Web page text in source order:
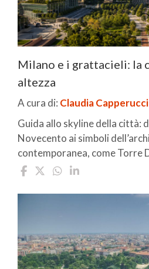
Milano e i grattacieli: la
altezza
A cura di: Claudia Capperucci
Guida allo skyline della città:
Novecento ai simboli
contemporanea, come Torre